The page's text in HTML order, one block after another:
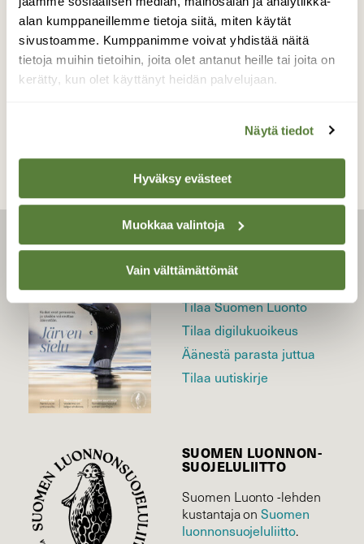
alan kumppaneillemme tietoja siitä, miten käytät
sivustoamme. Kumppanimme voivat yhdistää näitä
tietoja muihin tietoihin, joita olet antanut heille tai joita on
kerätty, kun olet käyttänyt heidän palvelujaan.
Näytä tiedot
Hyväksy evästeet
Muokkaa valintoja
Vain välttämättömät
LINNUT
Viljelijä pelasti 11 linnunpesää
LEHTI
Tilaa Suomen Luonto
Tilaa digilukuoikeus
Äänestä parasta juttua
Tilaa uutiskirje
SUOMEN LUONNON­
SUOJELU­LIITTO
Suomen Luonto -lehden
kustantaja onSuomen
luonnonsuojelu­liitto.